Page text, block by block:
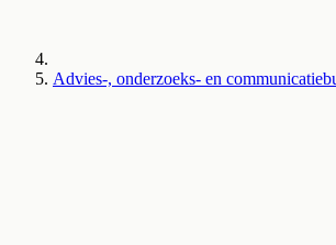
Advies-, onderzoeks- en